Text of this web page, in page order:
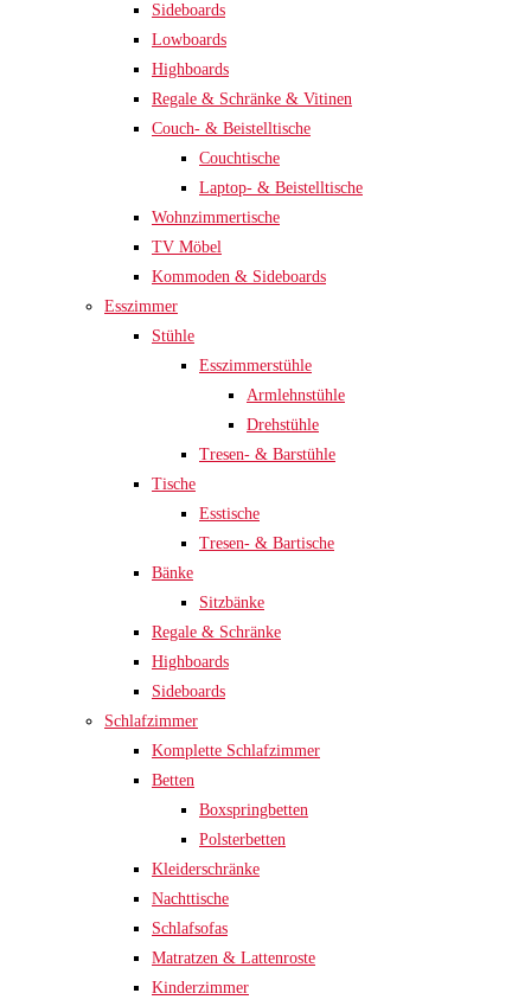
Sideboards
Lowboards
Highboards
Regale & Schränke & Vitinen
Couch- & Beistelltische
Couchtische
Laptop- & Beistelltische
Wohnzimmertische
TV Möbel
Kommoden & Sideboards
Esszimmer
Stühle
Esszimmerstühle
Armlehnstühle
Drehstühle
Tresen- & Barstühle
Tische
Esstische
Tresen- & Bartische
Bänke
Sitzbänke
Regale & Schränke
Highboards
Sideboards
Schlafzimmer
Komplette Schlafzimmer
Betten
Boxspringbetten
Polsterbetten
Kleiderschränke
Nachttische
Schlafsofas
Matratzen & Lattenroste
Kinderzimmer